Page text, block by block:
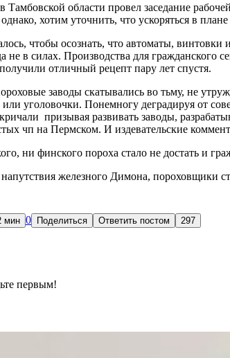
Тамбовской области провел заседание
хотим уточнить, что ускоряться в
чтобы осознать, что автоматы,
не в силах. Производства для гражданского
отличный рецепт пару лет спустя.
заводы скатывались во тьму, не
уголовочки. Понемногу деградируя от
призывая развивать заводы,
чп на Пермском. И издевательские
ни финского пороха стало не достать и
напутствия железного Димона, пороховщики
мин 0 Поделиться Ответить постом 297
первым!